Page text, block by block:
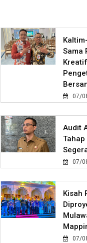
Sama
07/
Audit
Tahap
07/
Kisah
07/